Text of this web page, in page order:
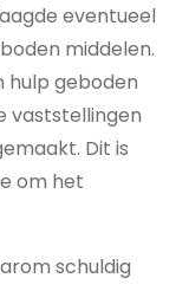
eventueel
middelen.
hulp geboden
vaststellingen
Dit is
om het
schuldig